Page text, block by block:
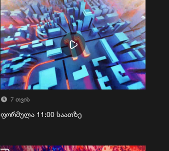
7 თვის
ფორმულა 11:00 საათზე